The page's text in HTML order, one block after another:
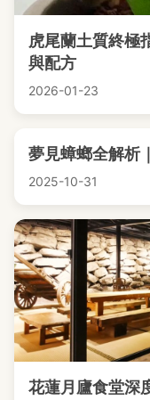
虎尾蘭土質終極
與配方
2026-01-23
夢見蟑螂全解析
2025-10-31
花蓮月廬食堂深